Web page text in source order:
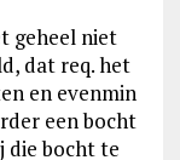
geheel niet
dat req. het
en evenmin
een bocht
die bocht te